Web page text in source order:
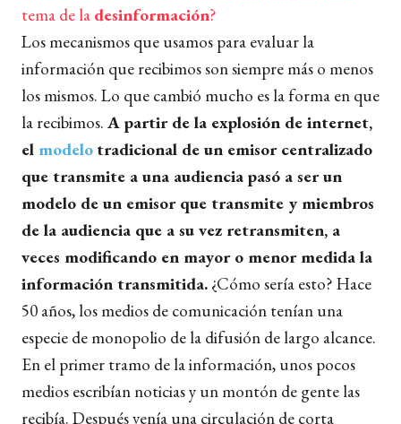
tema de la desinformación?
Los mecanismos que usamos para evaluar la
información que recibimos son siempre más o menos
los mismos. Lo que cambió mucho es la forma en que
la recibimos. A partir de la explosión de internet,
el modelo tradicional de un emisor centralizado
que transmite a una audiencia pasó a ser un
modelo de un emisor que transmite y miembros
de la audiencia que a su vez retransmiten, a
veces modificando en mayor o menor medida la
información transmitida. ¿Cómo sería esto? Hace
50 años, los medios de comunicación tenían una
especie de monopolio de la difusión de largo alcance.
En el primer tramo de la información, unos pocos
medios escribían noticias y un montón de gente las
recibía. Después venía una circulación de corta